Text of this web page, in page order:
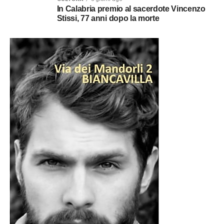
l’indirizzo della fornitura, la descrizione del blackout,
l’elenco dei beni danneggiati e una stima del loro valore.
È consigliabile allegare fotografie, scontrini d’acquisto, se
disponibili, e qualsiasi altro documento utile a dimostrare
il danno.
E-Distribuzione esaminerà la documentazione presentata
e valuterà la sussistenza dei presupposti per il
risarcimento. L’indennizzo automatico e il risarcimento dei
danni sono due strumenti distinti: il primo viene
riconosciuto automaticamente se ricorrono i requisiti
previsti dalla normativa, mentre il secondo richiede una
specifica istruttoria.
Per questo motivo è opportuno che i cittadini conservino
tutta la documentazione relativa agli alimenti andati
In Calabria premio al sacerdote Vincenzo
Stissi, 77 anni dopo la morte